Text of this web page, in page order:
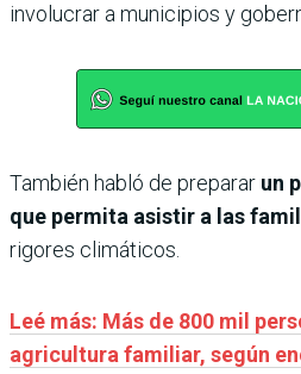
involucrar a municipios y
También habló de preparar un
que permita asistir a las
rigores climáticos.
Leé más: Más de 800 mil
agricultura familiar, según